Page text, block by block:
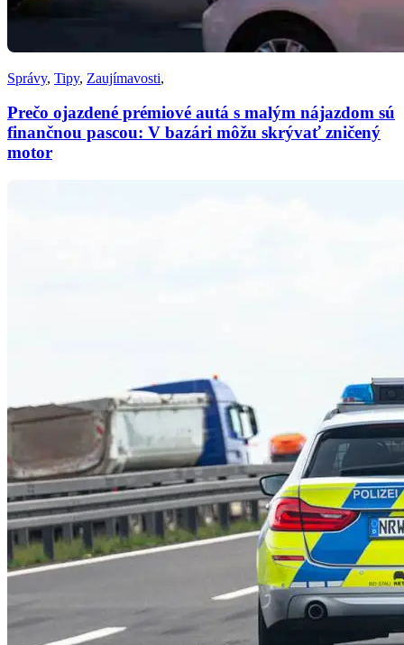
Správy, Tipy, Zaujímavosti,
Prečo ojazdené prémiové autá s malým nájazdom sú
finančnou pascou: V bazári môžu skrývať zničený
motor